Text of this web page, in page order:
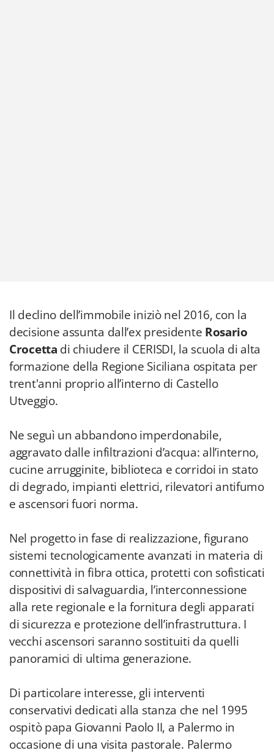
Il declino dell’immobile iniziò nel 2016, con la
decisione assunta dall’ex presidente Rosario
Crocetta di chiudere il CERISDI, la scuola di alta
formazione della Regione Siciliana ospitata per
trent'anni proprio all’interno di Castello
Utveggio.
Ne seguì un abbandono imperdonabile,
aggravato dalle infiltrazioni d’acqua: all’interno,
cucine arrugginite, biblioteca e corridoi in stato
di degrado, impianti elettrici, rilevatori antifumo
e ascensori fuori norma.
Nel progetto in fase di realizzazione, figurano
sistemi tecnologicamente avanzati in materia di
connettività in fibra ottica, protetti con sofisticati
dispositivi di salvaguardia, l’interconnessione
alla rete regionale e la fornitura degli apparati
di sicurezza e protezione dell’infrastruttura. I
vecchi ascensori saranno sostituiti da quelli
panoramici di ultima generazione.
Di particolare interesse, gli interventi
conservativi dedicati alla stanza che nel 1995
ospitò papa Giovanni Paolo II, a Palermo in
occasione di una visita pastorale. Palermo